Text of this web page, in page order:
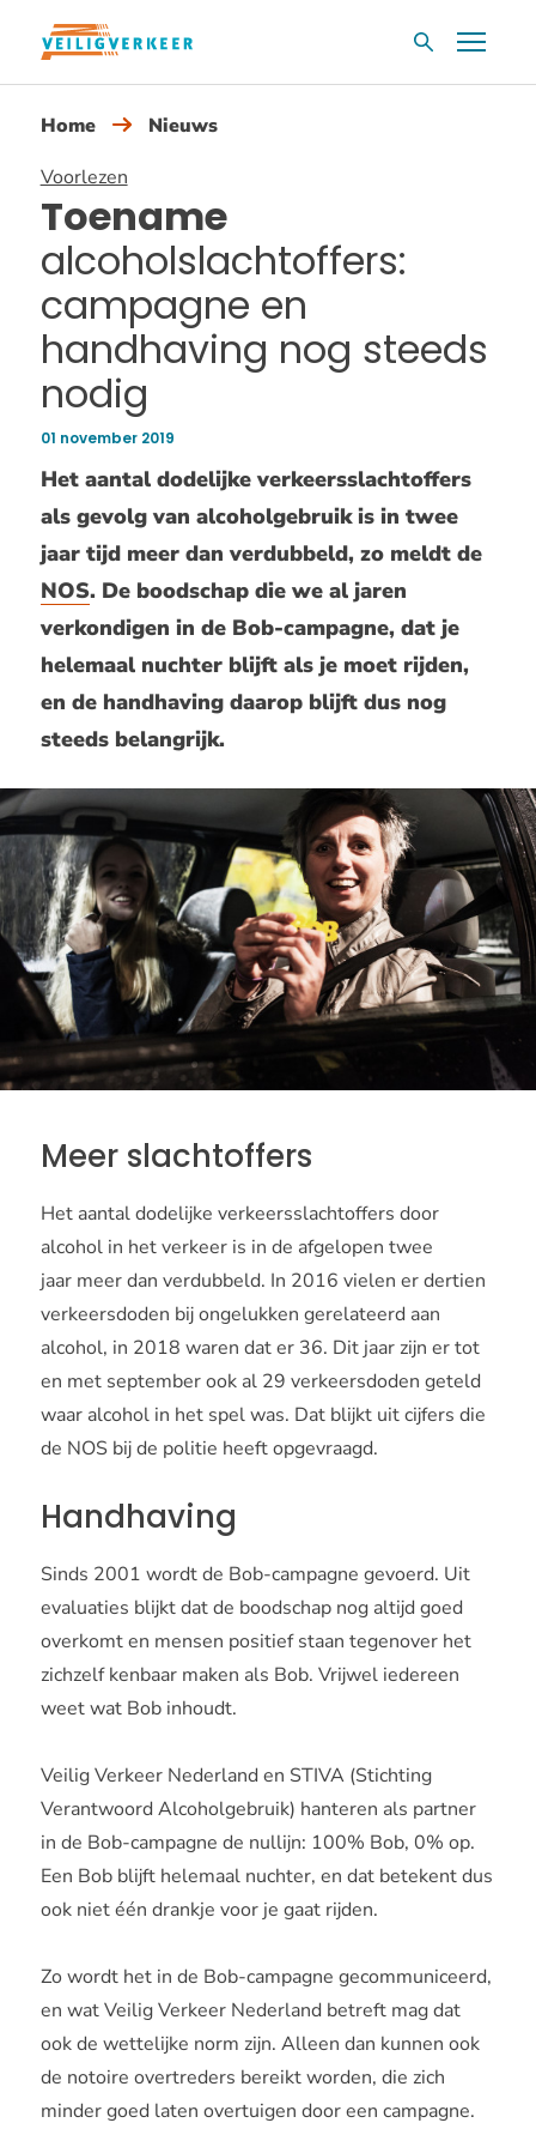
Overslaan
inhoud
ZoekvakMenu
Home
Nieuws
Voorlezen
Toename
alcoholslachtoffers:
campagne en
handhaving nog steeds
nodig
Publicatiedatum:
01 november 2019
Het aantal dodelijke verkeersslachtoffers
als gevolg van alcoholgebruik is in twee
jaar tijd meer dan verdubbeld, zo meldt de
NOS. De boodschap die we al jaren
verkondigen in de Bob-campagne, dat je
helemaal nuchter blijft als je moet rijden,
en de handhaving daarop blijft dus nog
steeds belangrijk.
Meer slachtoffers
Het aantal dodelijke verkeersslachtoffers door
alcohol in het verkeer is in de afgelopen twee
jaar meer dan verdubbeld. In 2016 vielen er dertien
verkeersdoden bij ongelukken gerelateerd aan
alcohol, in 2018 waren dat er 36. Dit jaar zijn er tot
en met september ook al 29 verkeersdoden geteld
waar alcohol in het spel was. Dat blijkt uit cijfers die
de NOS bij de politie heeft opgevraagd.
Handhaving
Sinds 2001 wordt de Bob-campagne gevoerd. Uit
evaluaties blijkt dat de boodschap nog altijd goed
overkomt en mensen positief staan tegenover het
zichzelf kenbaar maken als Bob. Vrijwel iedereen
weet wat Bob inhoudt.
Veilig Verkeer Nederland en STIVA (Stichting
Verantwoord Alcoholgebruik) hanteren als partner
in de Bob-campagne de nullijn: 100% Bob, 0% op.
Een Bob blijft helemaal nuchter, en dat betekent dus
ook niet één drankje voor je gaat rijden.
Zo wordt het in de Bob-campagne gecommuniceerd,
en wat Veilig Verkeer Nederland betreft mag dat
ook de wettelijke norm zijn. Alleen dan kunnen ook
de notoire overtreders bereikt worden, die zich
minder goed laten overtuigen door een campagne.